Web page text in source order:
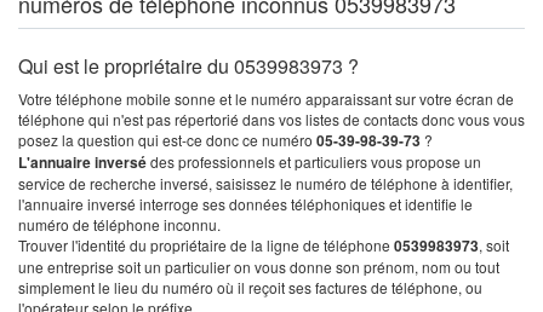
Qui est le propriétaire du 0539983973 ?
Votre téléphone mobile sonne et le numéro apparaissant sur votre écran de
téléphone qui n'est pas répertorié dans vos listes de contacts donc vous vous
posez la question qui est-ce donc ce numéro 05-39-98-39-73 ?
L'annuaire inversédes professionnels et particuliers vous propose un
service de recherche inversé, saisissez le numéro de téléphone à identifier,
l'annuaire inversé interroge ses données téléphoniques et identifie le
numéro de téléphone inconnu.
Trouver l'identité du propriétaire de la ligne de téléphone 0539983973, soit
une entreprise soit un particulier on vous donne son prénom, nom ou tout
simplement le lieu du numéro où il reçoit ses factures de téléphone, ou
l'opérateur selon le préfixe.